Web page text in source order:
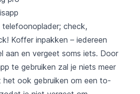
check,
Koffer inpakken – iedereen
aan en vergeet soms iets. Door
te gebruiken zal je niets meer
het ook gebruiken om een to-